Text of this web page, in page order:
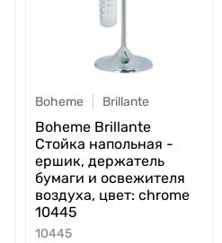
Boheme Brillante
Boheme Brillante
Стойка напольная -
ершик, держатель
бумаги и освежителя
воздуха, цвет: chrome
10445
10445